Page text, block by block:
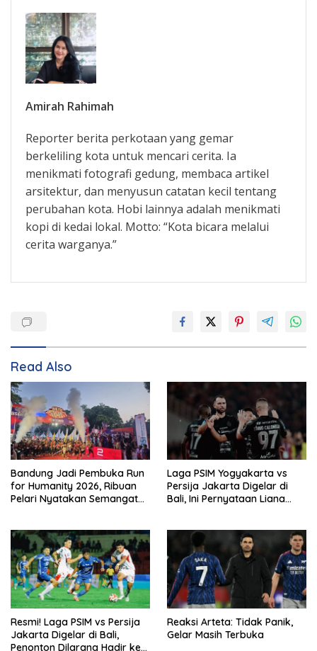
Amirah Rahimah
Reporter berita perkotaan yang gemar
berkeliling kota untuk mencari cerita. Ia
menikmati fotografi gedung, membaca artikel
arsitektur, dan menyusun catatan kecil tentang
perubahan kota. Hobi lainnya adalah menikmati
kopi di kedai lokal. Motto: “Kota bicara melalui
cerita warganya.”
Read Also
Bandung Jadi Pembuka Run
for Humanity 2026, Ribuan
Pelari Nyatakan Semangat
Laga PSIM Yogyakarta vs
Persija Jakarta Digelar di
Bali, Ini Pernyataan Liana
Resmi! Laga PSIM vs Persija
Jakarta Digelar di Bali,
Penonton Dilarang Hadir ke
Reaksi Arteta: Tidak Panik,
Gelar Masih Terbuka